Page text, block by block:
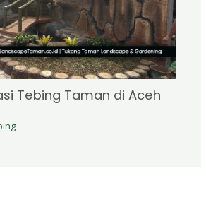
Tebing Taman di Aceh